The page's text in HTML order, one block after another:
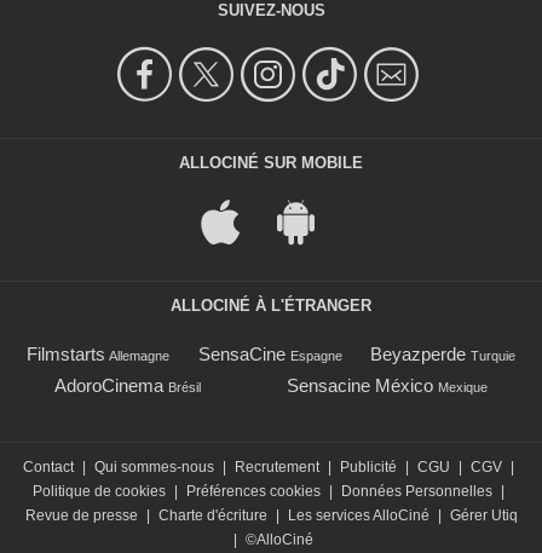
SUIVEZ-NOUS
ALLOCINÉ SUR MOBILE
ALLOCINÉ À L'ÉTRANGER
Filmstarts Allemagne SensaCine Espagne Beyazperde Turquie
AdoroCinema Brésil Sensacine México Mexique
Contact Qui sommes-nous Recrutement Publicité CGU CGV
Politique de cookies
Préférences cookies Données Personnelles
Revue de presse
Charte d'écriture Les services AlloCiné
Gérer Utiq
©AlloCiné